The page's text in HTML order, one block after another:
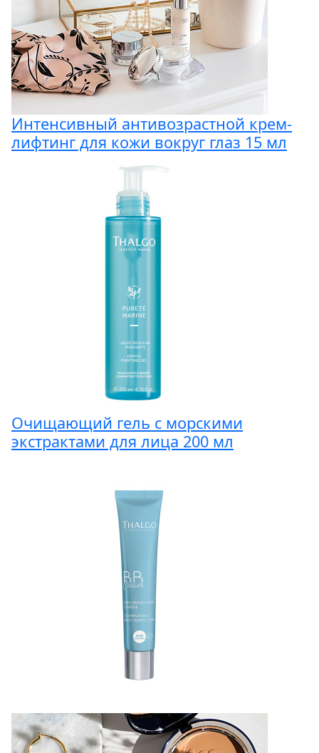
Интенсивный антивозрастной крем-
лифтинг для кожи вокруг глаз 15 мл
Очищающий гель с морскими
экстрактами для лица 200 мл